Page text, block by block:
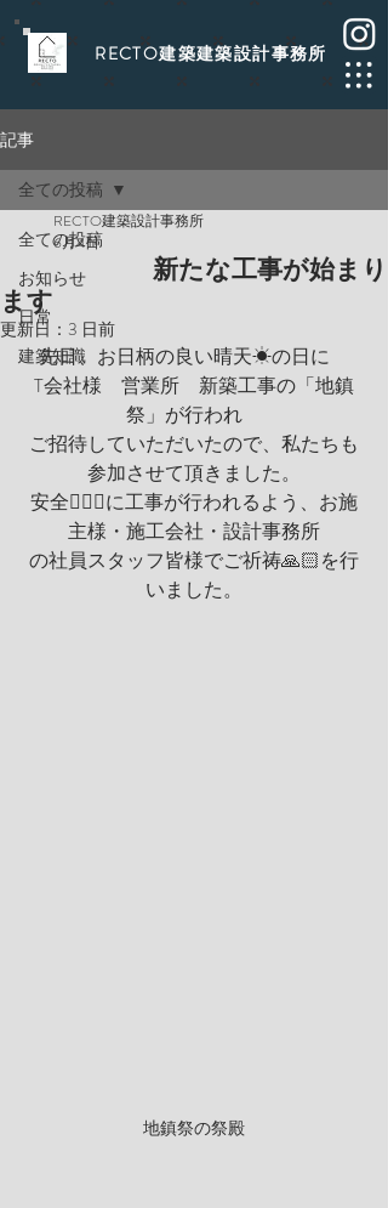
​RECTO建築建築設計事務所
記事
全ての投稿
お知らせ
日常
建築知識
全ての投稿
新たな工事が始まり
ます
RECTO建築設計事務所
6月4日
更新日： 3 日前
先日、お日柄の良い晴天☀の日に
T会社様　営業所　新築工事の「地鎮
祭」が行われ
ご招待していただいたので、私たちも
参加させて頂きました。
安全👷🏻‍♂️に工事が行われるよう、お施
主様・施工会社・設計事務所
の社員スタッフ皆様でご祈祷🙏🏻を行
いました。
地鎮祭の祭殿